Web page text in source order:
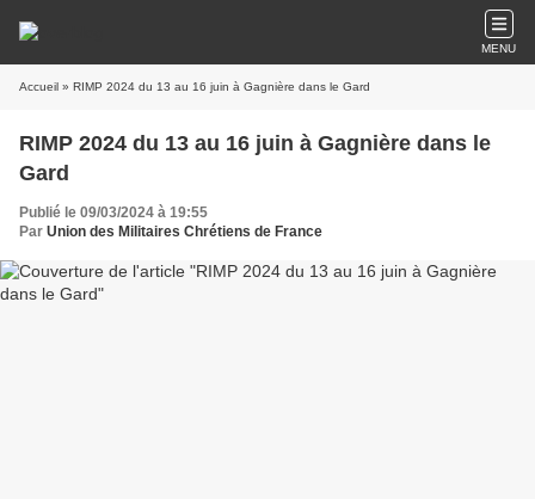
MENU
Accueil » RIMP 2024 du 13 au 16 juin à Gagnière dans le Gard
RIMP 2024 du 13 au 16 juin à Gagnière dans le
Gard
Publié le 09/03/2024 à 19:55
Par Union des Militaires Chrétiens de France